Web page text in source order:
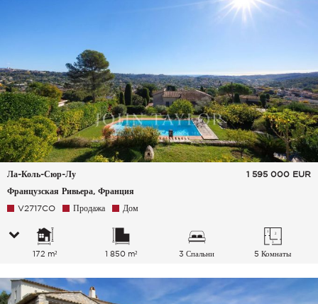
Ла-Коль-Сюр-Лу
Французская Ривьера, Франция
1 595 000 EUR
V2717CO Продажа Дом
172 m² 1 850 m² 3 Спальни 5 Комнаты